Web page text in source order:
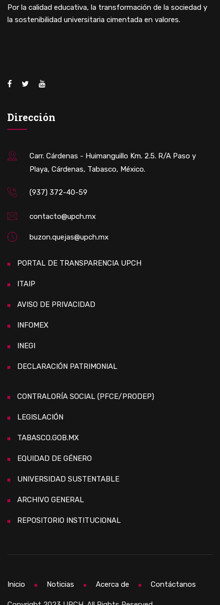
Por la calidad educativa, la transformación de la sociedad y
la sostenibilidad universitaria cimentada en valores.
Dirección
Carr. Cárdenas - Huimanguillo Km. 2.5. R/A Paso y
Playa, Cárdenas, Tabasco, México.
(937) 372-40-59
contacto@upch.mx
buzon.quejas@upch.mx
PORTAL DE TRANSPARENCIA UPCH
ITAIP
AVISO DE PRIVACIDAD
INFOMEX
INEGI
DECLARACIÓN PATRIMONIAL
CONTRALORÍA SOCIAL (PFCE/PRODEP)
LEGISLACIÓN
TABASCO.GOB.MX
EQUIDAD DE GÉNERO
UNIVERSIDAD SUSTENTABLE
ARCHIVO GENERAL
REPOSITORIO INSTITUCIONAL
Inicio Noticias Acerca de Contáctanos